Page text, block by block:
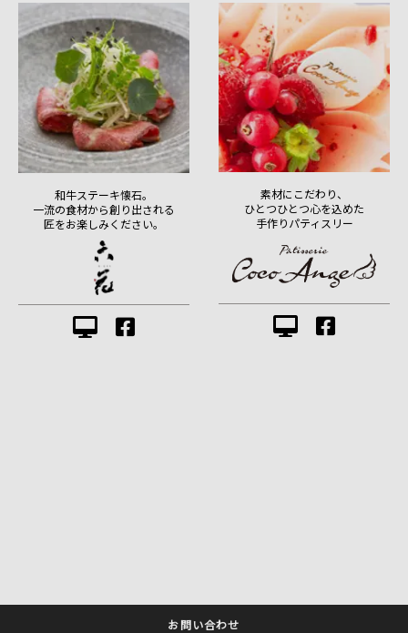
和牛ステーキ懐石。
一流の食材から創り出される
匠をお楽しみください。
素材にこだわり、
ひとつひとつ心を込めた
手作りパティスリー
お問い合わせ